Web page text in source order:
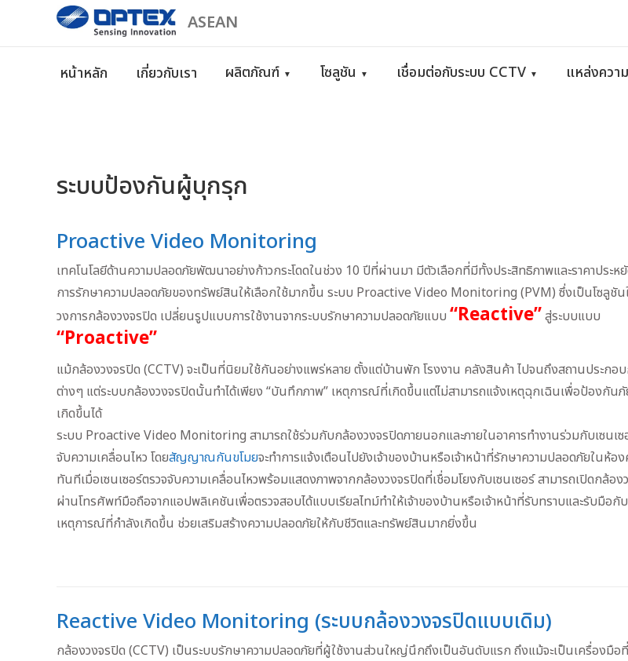
ASEAN
หน้าหลัก เกี่ยวกับเรา ผลิตภัณฑ์ ▼ โซลูชัน ▼ เชื่อมต่อกับระบบ CCTV ▼ แหล่งควา
ระบบป้องกันผู้บุกรุก
Proactive Video Monitoring
เทคโนโลยีด้านความปลอดภัยพัฒนาอย่างก้าวกระโดดในช่วง 10 ปีที่ผ่านมา มีตัวเลือกที่มีทั้งประสิทธิภาพและราคาประห
การรักษาความปลอดภัยของทรัพย์สินให้เลือกใช้มากขึ้น ระบบ Proactive Video Monitoring (PVM) ซึ่งเป็นโซลูชัน
วงการกล้องวงจรปิด เปลี่ยนรูปแบบการใช้งานจากระบบรักษาความปลอดภัยแบบ “Reactive”สู่ระบบแบบ
“Proactive”
แม้กล้องวงจรปิด (CCTV) จะเป็นที่นิยมใช้กันอย่างแพร่หลาย ตั้งแต่บ้านพัก โรงงาน คลังสินค้า ไปจนถึงสถานประกอบ
ต่างๆ แต่ระบบกล้องวงจรปิดนั้นทำได้เพียง “บันทึกภาพ” เหตุการณ์ที่เกิดขึ้นแต่ไม่สามารถแจ้งเหตุฉุกเฉินเพื่อป้องกันภั
เกิดขึ้นได้
ระบบ Proactive Video Monitoring สามารถใช้ร่วมกับกล้องวงจรปิดภายนอกและภายในอาคารทำงานร่วมกับเซนเซ
จับความเคลื่อนไหว โดยสัญญาณกันขโมยจะทำการแจ้งเตือนไปยังเจ้าของบ้านหรือเจ้าหน้าที่รักษาความปลอดภัยในห้อ
ทันทีเมื่อเซนเซอร์ตรวจจับความเคลื่อนไหวพร้อมแสดงภาพจากกล้องวงจรปิดที่เชื่อมโยงกับเซนเซอร์ สามารถเปิดกล้อ
ผ่านโทรศัพท์มือถือจากแอปพลิเคชันเพื่อตรวจสอบได้แบบเรียลไทม์ทำให้เจ้าของบ้านหรือเจ้าหน้าที่รับทราบและรับมือกับ
เหตุการณ์ที่กำลังเกิดขึ้น ช่วยเสริมสร้างความปลอดภัยให้กับชีวิตและทรัพย์สินมากยิ่งขึ้น
Reactive Video Monitoring (ระบบกล้องวงจรปิดแบบเดิม)
กล้องวงจรปิด (CCTV) เป็นระบบรักษาความปลอดภัยที่ผู้ใช้งานส่วนใหญ่นึกถึงเป็นอันดับแรก ถึงแม้จะเป็นเครื่องมื